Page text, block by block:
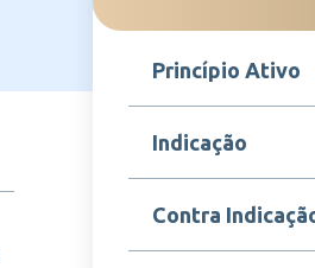
Princípio Ativo
Tenecteplase
Indicação
Indicado para o
do miocárdio (IAM)
segmento ST,
Contra